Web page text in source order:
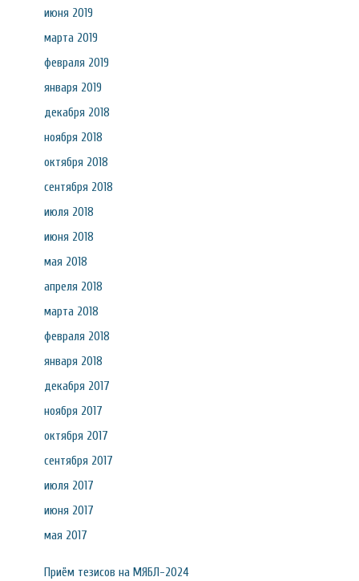
июня 2019
марта 2019
февраля 2019
января 2019
декабря 2018
ноября 2018
октября 2018
сентября 2018
июля 2018
июня 2018
мая 2018
апреля 2018
марта 2018
февраля 2018
января 2018
декабря 2017
ноября 2017
октября 2017
сентября 2017
июля 2017
июня 2017
мая 2017
Приём тезисов на МЯБЛ-2024